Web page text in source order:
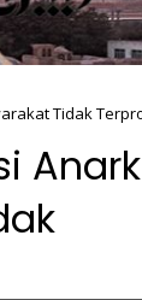
Tidak